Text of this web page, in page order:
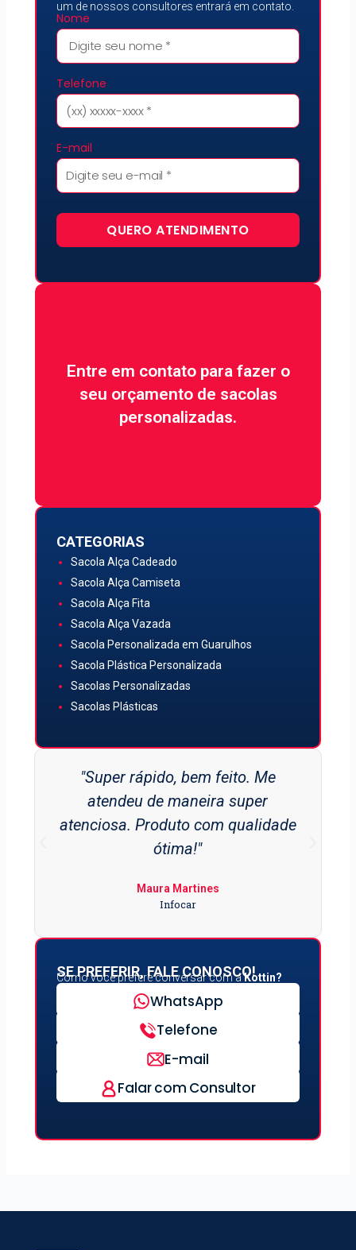
um de nossos consultores entrará em contato.
Nome
Telefone
E-mail
QUERO ATENDIMENTO
Entre em contato para fazer o
seu orçamento de sacolas
personalizadas.
conosco agora:
Quero Atendimento
CATEGORIAS
Sacola Alça Cadeado
Sacola Alça Camiseta
Sacola Alça Fita
Sacola Alça Vazada
Sacola Personalizada em Guarulhos
Sacola Plástica Personalizada
Sacolas Personalizadas
Sacolas Plásticas
"Super rápido, bem feito. Me
atendeu de maneira super
atenciosa. Produto com qualidade
ótima!"
Maura Martines
Infocar
SE PREFERIR, FALE CONOSCO!
Como você prefere conversar com aKottin?
WhatsApp
Telefone
E-mail
Falar com Consultor